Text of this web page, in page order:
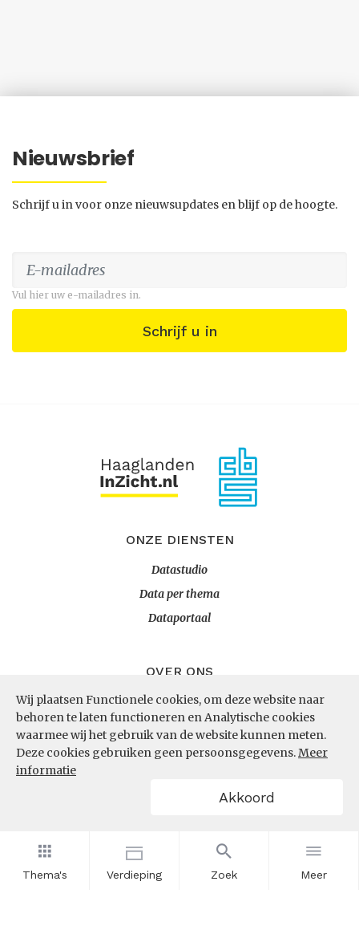
Thema's Verdieping Zoek Meer
Wij plaatsen Functionele cookies, om deze website naar
behoren te laten functioneren en Analytische cookies
waarmee wij het gebruik van de website kunnen meten.
Deze cookies gebruiken geen persoonsgegevens.Meer
informatie
Akkoord
Nieuwsbrief
Schrijf u in voor onze nieuwsupdates en blijf op de hoogte.
Vul hier uw e-mailadres in.
Schrijf u in
ONZE DIENSTEN
Datastudio
Data per thema
Dataportaal
OVER ONS
InZicht
Contact